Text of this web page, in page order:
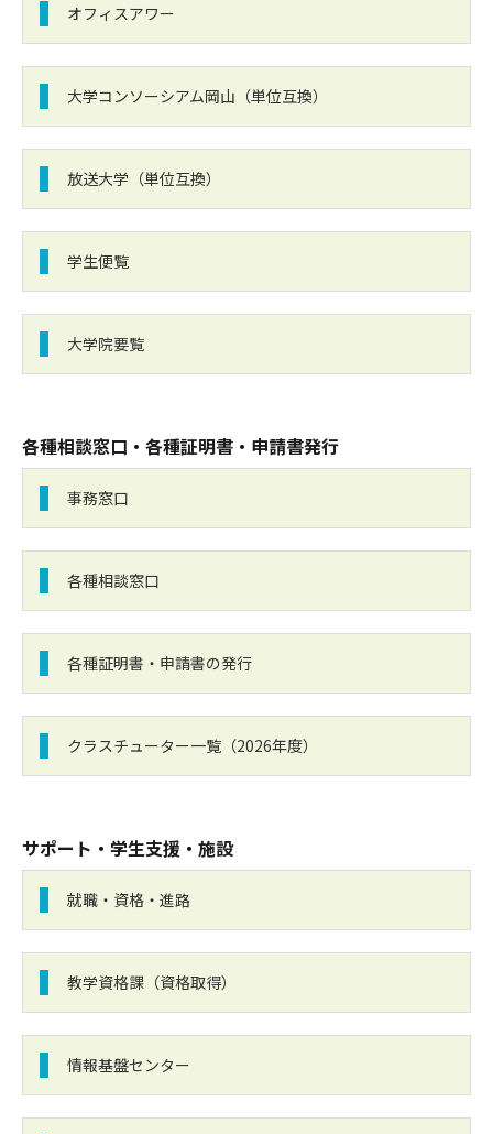
オフィスアワー
大学コンソーシアム岡山（単位互換）
放送大学（単位互換）
学生便覧
大学院要覧
各種相談窓口・各種証明書・申請書発行
事務窓口
各種相談窓口
各種証明書・申請書の発行
クラスチューター一覧（2026年度）
サポート・学生支援・施設
就職・資格・進路
教学資格課（資格取得）
情報基盤センター